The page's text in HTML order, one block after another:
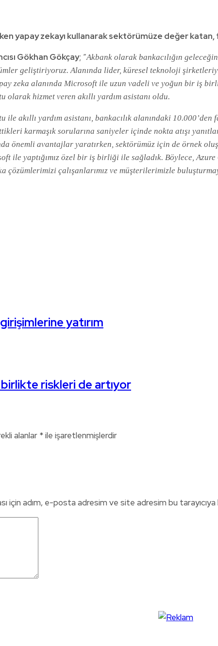
yapay zekayı kullanarak sektörümüze değer
Gökhan Gökçay; “Akbank olarak bankacılığın
geliştiriyoruz. Alanında lider, küresel teknoloji
zeka alanında Microsoft ile uzun vadeli ve yoğun bir iş
olarak hizmet veren akıllı yardım asistanı oldu.
ile akıllı yardım asistanı, bankacılık alanındaki
karmaşık sorularına saniyeler içinde nokta atışı
önemli avantajlar yaratırken, sektörümüz için de örnek
ile yaptığımız özel bir iş birliği ile sağladık. Böylece,
çözümlerimizi çalışanlarımız ve müşterilerimizle
yatırım
birlikte riskleri de artıyor
alanlar *ile işaretlenmişlerdir
için adım, e-posta adresim ve site adresim bu